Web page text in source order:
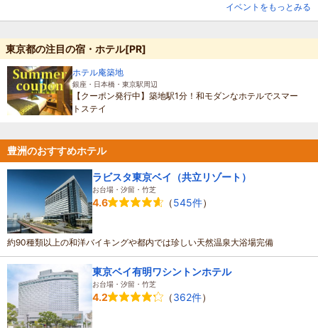
イベントをもっとみる
東京都の注目の宿・ホテル[PR]
ホテル庵築地
銀座・日本橋・東京駅周辺
【クーポン発行中】築地駅1分！和モダンなホテルでスマー
トステイ
豊洲のおすすめホテル
ラビスタ東京ベイ（共立リゾート）
お台場・汐留・竹芝
4.6 （545件）
約90種類以上の和洋バイキングや都内では珍しい天然温泉大浴場完備
東京ベイ有明ワシントンホテル
お台場・汐留・竹芝
4.2 （362件）